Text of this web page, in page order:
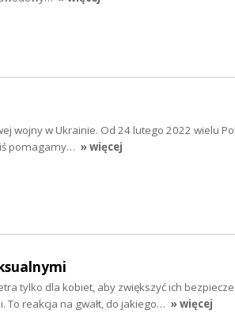
wojny w Ukrainie. Od 24 lutego 2022 wielu
pomagamy… » więcej
tylko dla kobiet, aby zwiększyć ich
To reakcja na gwałt, do jakiego… » więcej